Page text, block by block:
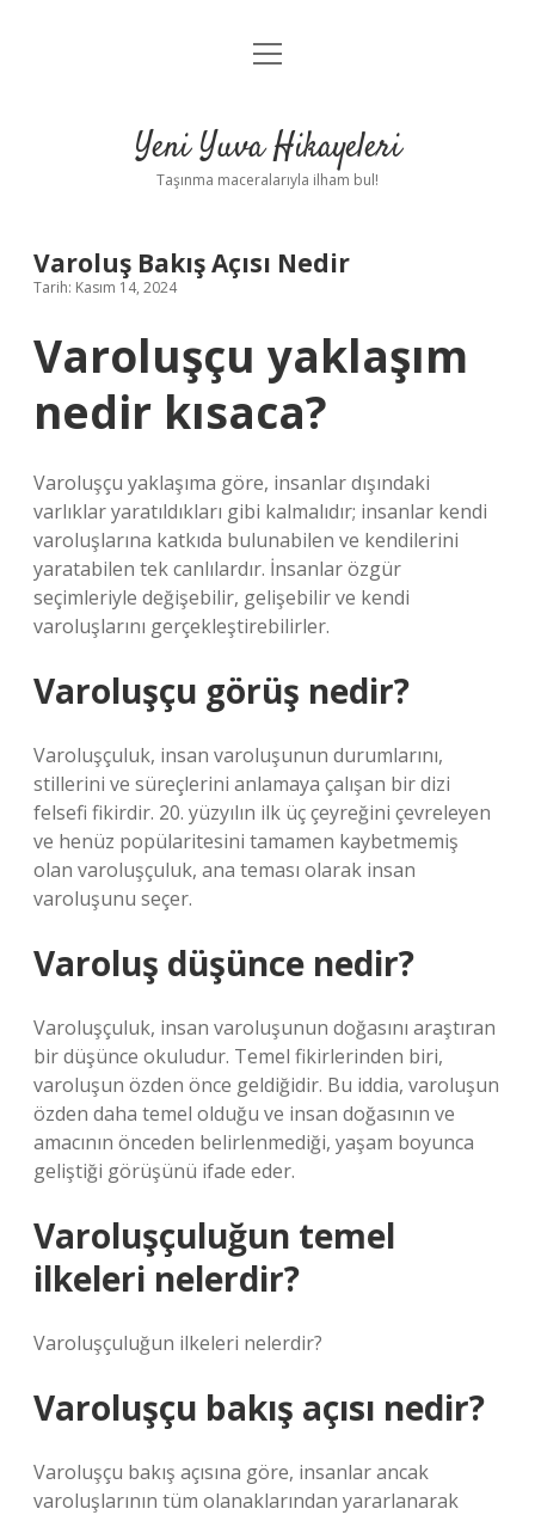
Anasayfa
Yasal Uyarı
menüyü
Yeni Yuva Hikayeleri
Taşınma maceralarıyla ilham bul!
Varoluş Bakış Açısı Nedir
Tarih: Kasım 14, 2024
Varoluşçu yaklaşım
nedir kısaca?
Varoluşçu yaklaşıma göre, insanlar dışındaki
varlıklar yaratıldıkları gibi kalmalıdır; insanlar kendi
varoluşlarına katkıda bulunabilen ve kendilerini
yaratabilen tek canlılardır. İnsanlar özgür
seçimleriyle değişebilir, gelişebilir ve kendi
varoluşlarını gerçekleştirebilirler.
Varoluşçu görüş nedir?
Varoluşçuluk, insan varoluşunun durumlarını,
stillerini ve süreçlerini anlamaya çalışan bir dizi
felsefi fikirdir. 20. yüzyılın ilk üç çeyreğini çevreleyen
ve henüz popülaritesini tamamen kaybetmemiş
olan varoluşçuluk, ana teması olarak insan
varoluşunu seçer.
Varoluş düşünce nedir?
Varoluşçuluk, insan varoluşunun doğasını araştıran
bir düşünce okuludur. Temel fikirlerinden biri,
varoluşun özden önce geldiğidir. Bu iddia, varoluşun
özden daha temel olduğu ve insan doğasının ve
amacının önceden belirlenmediği, yaşam boyunca
geliştiği görüşünü ifade eder.
Varoluşçuluğun temel
ilkeleri nelerdir?
Varoluşçuluğun ilkeleri nelerdir?
Varoluşçu bakış açısı nedir?
Varoluşçu bakış açısına göre, insanlar ancak
varoluşlarının tüm olanaklarından yararlanarak